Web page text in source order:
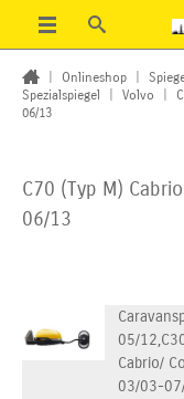
Onlineshop
Spezialspiegel
Volvo
06/13
C70 (Typ M)
06/13
05/
Cabrio/
03/03-